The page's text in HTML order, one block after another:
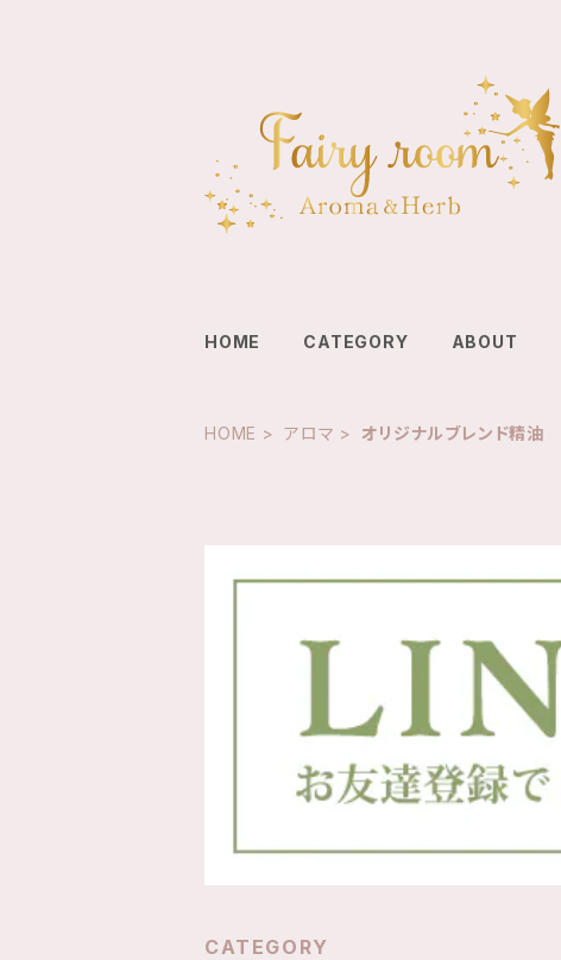
HOME CATEGORY ABOUT
HOME アロマ オリジナルブレンド精油
CATEGORY